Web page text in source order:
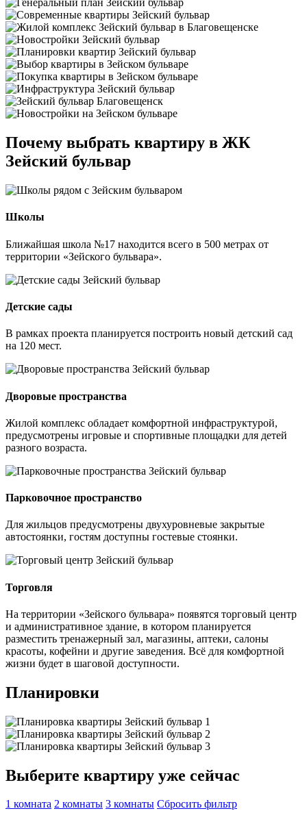
Почему выбрать квартиру в ЖК
Зейский бульвар
Школы
Ближайшая школа №17 находится всего в 500 метрах от
территории «Зейского бульвара».
Детские сады
В рамках проекта планируется построить новый детский сад
на 120 мест.
Дворовые пространства
Жилой комплекс обладает комфортной инфраструктурой,
предусмотрены игровые и спортивные площадки для детей
разного возраста.
Парковочное пространство
Для жильцов предусмотрены двухуровневые закрытые
автостоянки, гостям доступны гостевые стоянки.
Торговля
На территории «Зейского бульвара» появятся торговый центр
и административное здание, в котором планируется
разместить тренажерный зал, магазины, аптеки, салоны
красоты, кофейни и другие заведения. Всё для комфортной
жизни будет в шаговой доступности.
Планировки
Выберите квартиру уже сейчас
1 комната 2 комнаты 3 комнаты Сбросить фильтр